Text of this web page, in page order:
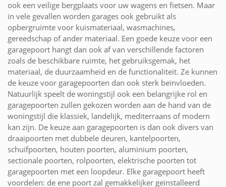
ook een veilige bergplaats voor uw wagens en fietsen. Maar
in vele gevallen worden garages ook gebruikt als
opbergruimte voor kuismateriaal, wasmachines,
gereedschap of ander materiaal. Een goede keuze voor een
garagepoort hangt dan ook af van verschillende factoren
zoals de beschikbare ruimte, het gebruiksgemak, het
materiaal, de duurzaamheid en de functionaliteit. Ze kunnen
de keuze voor garagepoorten dan ook sterk beïnvloeden.
Natuurlijk speelt de woningstijl ook een belangrijke rol en
garagepoorten zullen gekozen worden aan de hand van de
woningstijl die klassiek, landelijk, mediterraans of modern
kan zijn. De keuze aan garagepoorten is dan ook divers van
draaipoorten met dubbele deuren, kantelpoorten,
schuifpoorten, houten poorten, aluminium poorten,
sectionale poorten, rolpoorten, elektrische poorten tot
garagepoorten met een loopdeur. Elke garagepoort heeft
voordelen: de ene poort zal gemakkelijker geïnstalleerd